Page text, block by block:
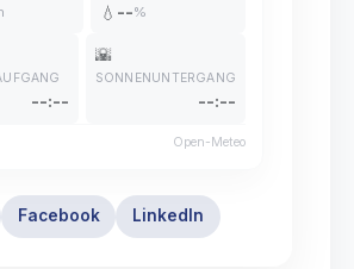
💧 --%
--:--
🌇
SONNENUNTERGANG
--:--
Open-Meteo
Facebook LinkedIn